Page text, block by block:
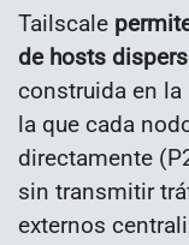
Tailscale
de hosts
construida en la
la que cada
directamente
sin transmitir
externos